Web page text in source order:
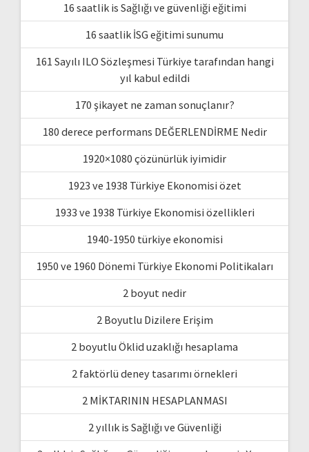
16 saatlik is Sağlığı ve güvenliği eğitimi
16 saatlik İSG eğitimi sunumu
161 Sayılı ILO Sözleşmesi Türkiye tarafından hangi
yıl kabul edildi
170 şikayet ne zaman sonuçlanır?
180 derece performans DEĞERLENDİRME Nedir
1920×1080 çözünürlük iyimidir
1923 ve 1938 Türkiye Ekonomisi özet
1933 ve 1938 Türkiye Ekonomisi özellikleri
1940-1950 türkiye ekonomisi
1950 ve 1960 Dönemi Türkiye Ekonomi Politikaları
2 boyut nedir
2 Boyutlu Dizilere Erişim
2 boyutlu Öklid uzaklığı hesaplama
2 faktörlü deney tasarımı örnekleri
2 MİKTARININ HESAPLANMASI
2 yıllık is Sağlığı ve Güvenliği